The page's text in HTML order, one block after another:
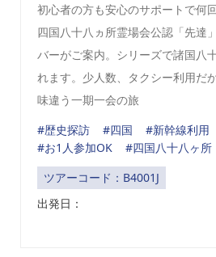
初心者の方も安心のサポートで何
四国八十八ヵ所霊場会公認「先達
バーがご案内。シリーズで諸国八
れます。少人数、タクシー利用
味違う一期一会の旅
#歴史探訪
#四国 #新幹線利用
#お1人参加OK
#四国八十八ヶ所
ツアーコード：B4001J
出発日：